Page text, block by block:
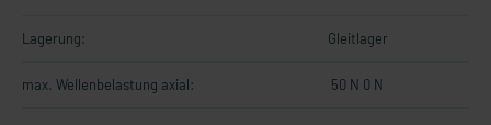
Lagerung: Gleitlager
max. Wellenbelastung axial: 50 N 0 N